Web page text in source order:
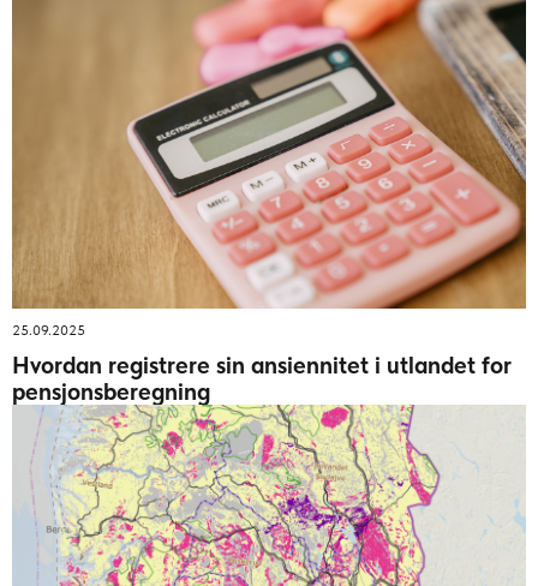
25.09.2025
Hvordan registrere sin ansiennitet i utlandet for
pensjonsberegning